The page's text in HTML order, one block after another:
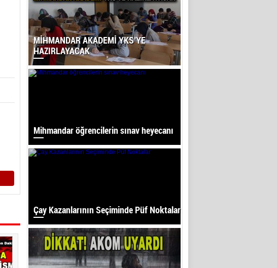
MİHMANDAR AKADEMİ YKS’YE
HAZIRLAYACAK
Mihmandar öğrencilerin sınav heyecanı
Çay Kazanlarının Seçiminde Püf Noktalar